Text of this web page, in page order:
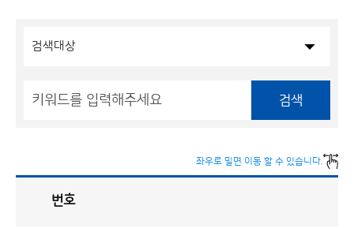
검색
좌우로 밀면 이동 할 수 있습니다.
번호